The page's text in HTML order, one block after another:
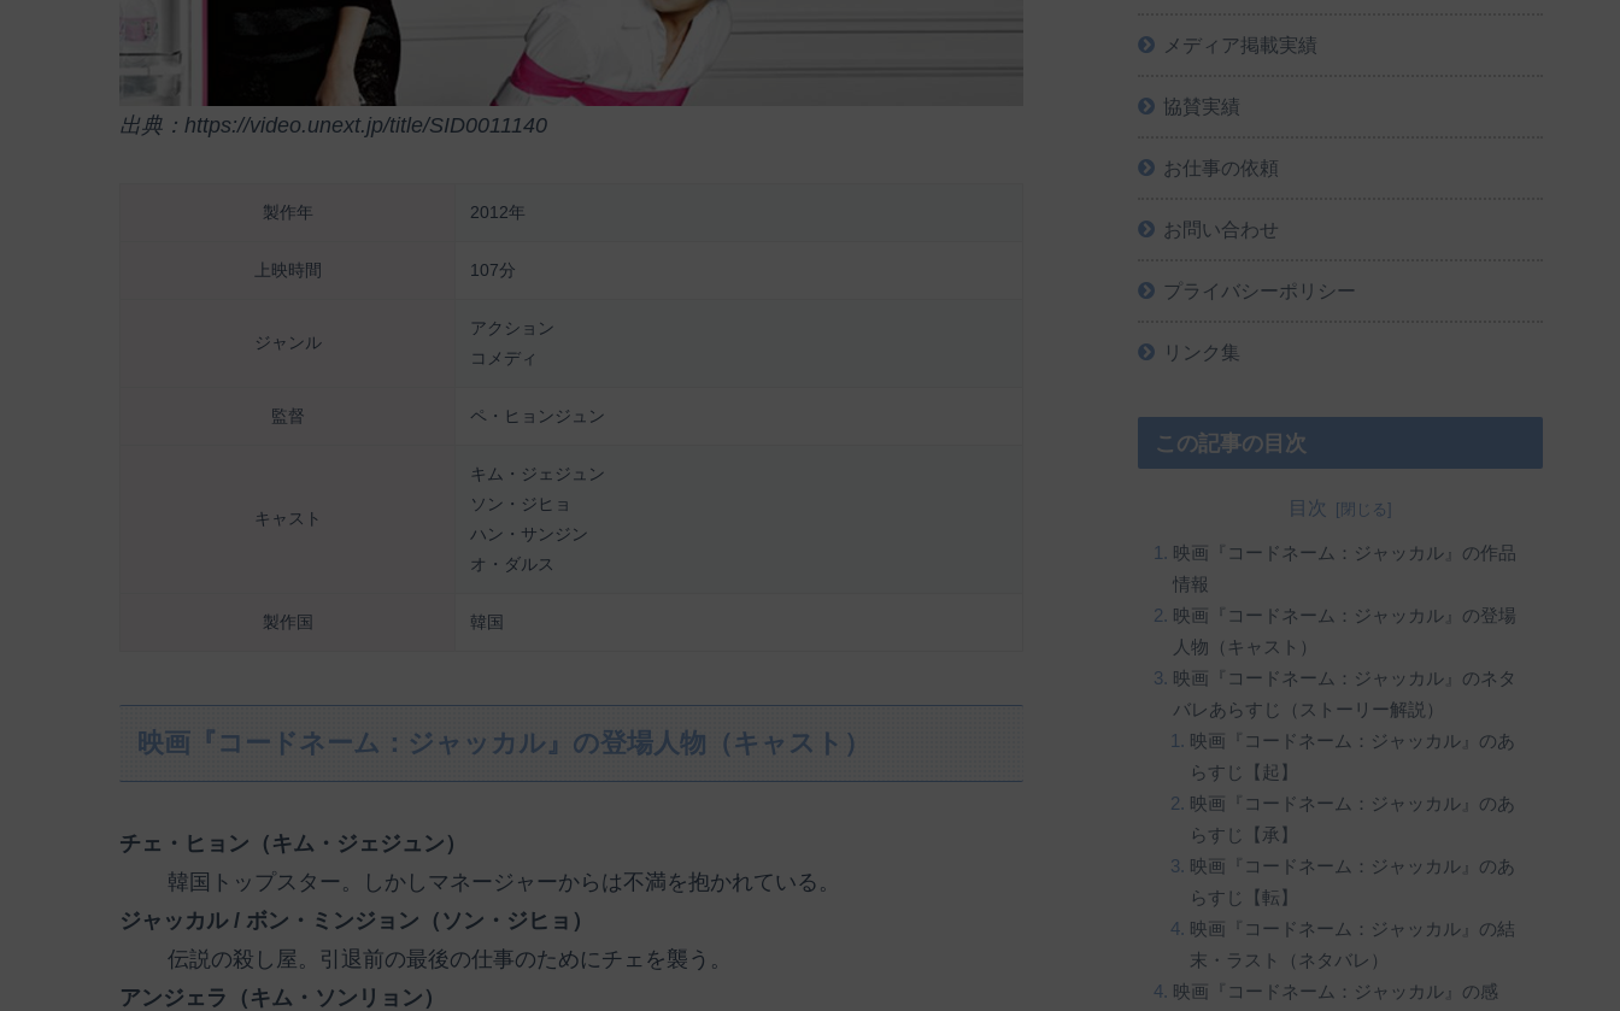
出典：https://video.unext.jp/title/SID0011140
製作年 2012年
上映時間 107分
ジャンル
アクション
コメディ
監督 ペ・ヒョンジュン
キャスト
キム・ジェジュン
ソン・ジヒョ
ハン・サンジン
オ・ダルス
製作国 韓国
映画『コードネーム：ジャッカル』の登場人物（キャスト）
チェ・ヒョン（キム・ジェジュン）
韓国トップスター。しかしマネージャーからは不満を抱かれている。
ジャッカル / ボン・ミンジョン（ソン・ジヒョ）
伝説の殺し屋。引退前の最後の仕事のためにチェを襲う。
アンジェラ（キム・ソンリョン）
メディア掲載実績
協賛実績
お仕事の依頼
お問い合わせ
プライバシーポリシー
リンク集
この記事の目次
目次
映画『コードネーム：ジャッカル』の作品
情報
映画『コードネーム：ジャッカル』の登場
人物（キャスト）
映画『コードネーム：ジャッカル』のネタ
バレあらすじ（ストーリー解説）
映画『コードネーム：ジャッカル』のあ
らすじ【起】
映画『コードネーム：ジャッカル』のあ
らすじ【承】
映画『コードネーム：ジャッカル』のあ
らすじ【転】
映画『コードネーム：ジャッカル』の結
末・ラスト（ネタバレ）
映画『コードネーム：ジャッカル』の感